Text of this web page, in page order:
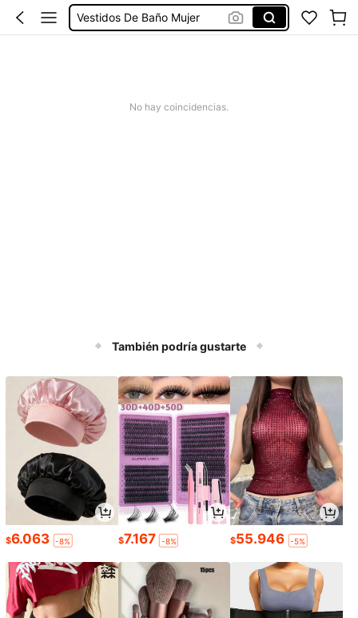
Vestidos De Baño Mujer
No hay coincidencias.
También podría gustarte
$6.063 -8% $7.167 -8% $55.946 -5%